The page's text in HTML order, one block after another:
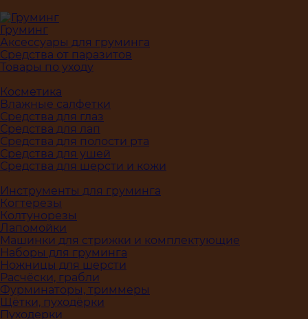
Груминг
Аксессуары для груминга
Средства от паразитов
Товары по уходу
Косметика
Влажные салфетки
Средства для глаз
Средства для лап
Средства для полости рта
Средства для ушей
Средства для шерсти и кожи
Инструменты для груминга
Когтерезы
Колтунорезы
Лапомойки
Машинки для стрижки и комплектующие
Наборы для груминга
Ножницы для шерсти
Расчёски, грабли
Фурминаторы, триммеры
Щётки, пуходёрки
Пуходерки